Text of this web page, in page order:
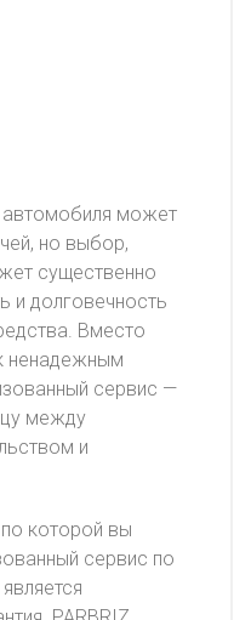
может
но выбор,
существенно
и долговечность
Вместо
ненадежным
сервис —
между
и
которой вы
сервис по